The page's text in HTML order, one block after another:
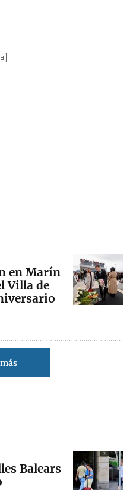
en Marín
Villa de
Balears